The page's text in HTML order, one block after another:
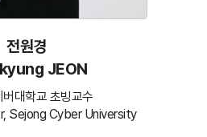
전원경
JEON
버대학교 초빙교수
Sejong Cyber University